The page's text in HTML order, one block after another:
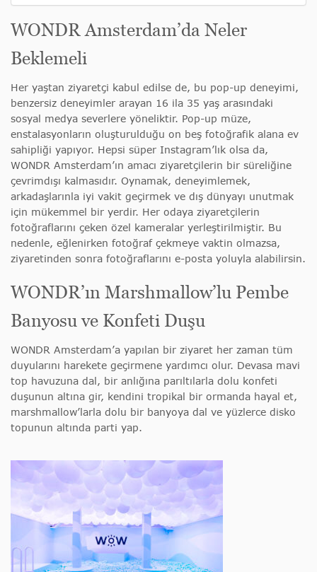
WONDR Amsterdam’da Neler
Beklemeli
Her yaştan ziyaretçi kabul edilse de, bu pop-up deneyimi,
benzersiz deneyimler arayan 16 ila 35 yaş arasındaki
sosyal medya severlere yöneliktir. Pop-up müze,
enstalasyonların oluşturulduğu on beş fotoğrafik alana ev
sahipliği yapıyor. Hepsi süper Instagram’lık olsa da,
WONDR Amsterdam’ın amacı ziyaretçilerin bir süreliğine
çevrimdışı kalmasıdır. Oynamak, deneyimlemek,
arkadaşlarınla iyi vakit geçirmek ve dış dünyayı unutmak
için mükemmel bir yerdir. Her odaya ziyaretçilerin
fotoğraflarını çeken özel kameralar yerleştirilmiştir. Bu
nedenle, eğlenirken fotoğraf çekmeye vaktin olmazsa,
ziyaretinden sonra fotoğraflarını e-posta yoluyla alabilirsin.
WONDR’ın Marshmallow’lu Pembe
Banyosu ve Konfeti Duşu
WONDR Amsterdam’a yapılan bir ziyaret her zaman tüm
duyularını harekete geçirmene yardımcı olur. Devasa mavi
top havuzuna dal, bir anlığına parıltılarla dolu konfeti
duşunun altına gir, kendini tropikal bir ormanda hayal et,
marshmallow’larla dolu bir banyoya dal ve yüzlerce disko
topunun altında parti yap.